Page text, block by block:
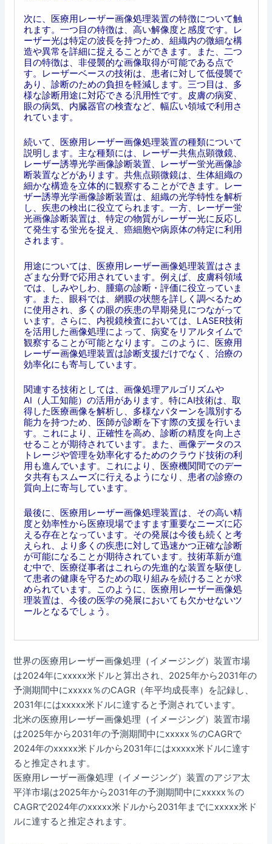
次に、医療用レーザー画像処理装置の特徴について触
れます。一つ目の特徴は、高い解像度と感度です。レ
ーザー光は特定の波長を持つため、組織内の微細な構
造や異常を詳細に捉えることができます。また、二つ
目の特徴は、非侵襲的な画像取得が可能である点で
す。レーザーベースの技術は、患者に対して低侵襲で
あり、診断のための負担を軽減します。三つ目は、多
様な診断用途に対応できる汎用性です。皮膚の病変、
眼の病気、内臓器官の検査など、幅広い領域で利用さ
れています。
続いて、医療用レーザー画像処理装置の種類について
説明します。主な種類には、レーザー共焦点顕微鏡、
レーザー誘導光学画像診断装置、レーザー蛍光画像診
断装置などがあります。共焦点顕微鏡は、生体組織の
細かな構造を立体的に観察することができます。レー
ザー誘導光学画像診断装置は、組織の光学特性を解析
し、疾患の検出に役立てられます。一方、レーザー蛍
光画像診断装置は、特定の物質がレーザー光に反応し
て発生する蛍光を捉え、癌細胞や病原体の特定に利用
されます。
用途については、医療用レーザー画像処理装置はさま
ざまな分野で応用されています。例えば、皮膚科領域
では、しみやしわ、腫瘍の診断・評価に役立っていま
す。また、眼科では、網膜の状態を詳しく調べるため
に使用され、多くの眼の疾患の早期発見につながって
います。さらに、内視鏡検査においては、LASER技術
を活用した画像処理によって、病変をリアルタイムで
観察することが可能となります。このように、医療用
レーザー画像処理装置は診断支援だけでなく、治療の
効率化にも寄与しています。
関連する技術としては、画像処理アルゴリズムや
AI（人工知能）の活用があります。特にAI技術は、取
得した医療画像を解析し、多様なパターンを識別する
能力を持つため、医師が診断を下す際の支援を行いま
す。これにより、正確性を高め、診断の精度を向上さ
せることが期待されています。また、画像データのス
トレージや管理を効率化するためのクラウド技術の利
用も進んでいます。これにより、医療機関間でのデー
タ共有もスムーズに行えるようになり、患者の診療の
質向上に寄与しています。
最後に、医療用レーザー画像処理装置は、その高い精
度と効率性から医療現場でますます重要なニーズに応
える存在となっています。その発展は今後も続くと考
えられ、より多くの疾患に対して迅速かつ正確な診断
が可能になることが期待されています。技術革新が進
む中で、医療従事者はこれらの先進的な装置を駆使し
て患者の健康を守るための取り組みを続けることが求
められています。このように、医療用レーザー画像処
理装置は、今後の医学の発展においても欠かせないツ
ールとなるでしょう。
世界の医療用レーザー画像処理（イメージング）装置市場
は2024年にxxxxx米ドルと算出され、2025年から2031年の
予測期間中にxxxxx％のCAGR（年平均成長率）を記録し、
2031年にはxxxxx米ドルに達すると予測されています。
北米の医療用レーザー画像処理（イメージング）装置市場
は2025年から2031年の予測期間中にxxxxx％のCAGRで
2024年のxxxxx米ドルから2031年にはxxxxx米ドルに達す
ると推定されます。
医療用レーザー画像処理（イメージング）装置のアジア太
平洋市場は2025年から2031年の予測期間中にxxxxx％の
CAGRで2024年のxxxxx米ドルから2031年までにxxxxx米ド
ルに達すると推定されます。